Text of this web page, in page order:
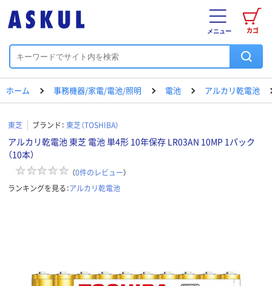
カゴ
メニュー
ホーム 事務機器/家電/電池/照明 電池 アルカリ乾電池
東芝 ブランド： 東芝（TOSHIBA）
アルカリ乾電池 東芝 電池 単4形 10年保存 LR03AN 10MP 1パック
（10本）
（0件のレビュー）
ランキングを見る：アルカリ乾電池